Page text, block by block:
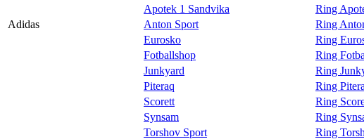
Apotek 1 Sandvika
Ring
Adidas
Anton Sport Ring
Eurosko
Ring
Fotballshop
Ring
Junkyard
Ring
Piteraq
Ring
Scorett
Ring
Synsam
Ring
Torshov Sport
Ring